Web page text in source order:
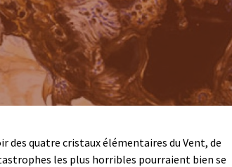
des quatre cristaux élémentaires du Vent, de
les plus horribles pourraient bien se